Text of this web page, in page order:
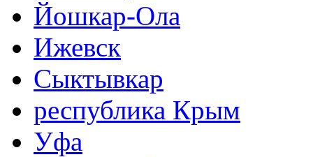
Йошкар-Ола
Ижевск
Сыктывкар
республика Крым
Уфа